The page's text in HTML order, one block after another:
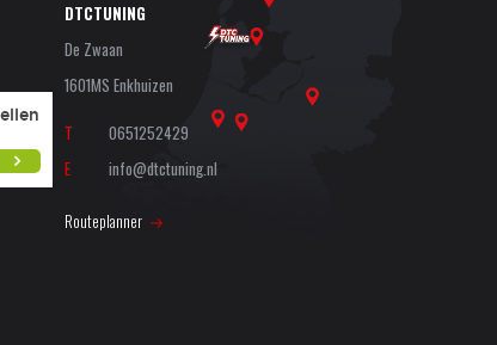
DTCTUNING
De Zwaan
1601MS Enkhuizen
T
0651252429
E
info@dtctuning.nl
Routeplanner